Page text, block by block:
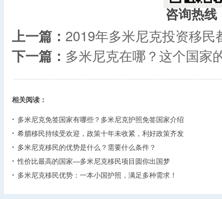
咨询热线
上一篇： 2019年多米尼克投资移
下一篇： 多米尼克在哪？这个国家
相关阅读：
多米尼克免签国家有哪些？多米尼克护照免签国家介绍
希腊移民持续受欢迎，政策十年未收紧，利好政策齐发
多米尼克移民的优势是什么？需要什么条件？
性价比最高的国家—多米尼克移民项目圆你出国梦
多米尼克移民优势：一本小国护照，满足多种需求！